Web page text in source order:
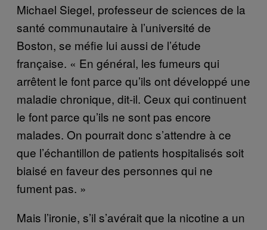
Michael Siegel, professeur de sciences de la
santé communautaire à l’université de
Boston, se méfie lui aussi de l’étude
française. « En général, les fumeurs qui
arrêtent le font parce qu’ils ont développé une
maladie chronique, dit-il. Ceux qui continuent
le font parce qu’ils ne sont pas encore
malades. On pourrait donc s’attendre à ce
que l’échantillon de patients hospitalisés soit
biaisé en faveur des personnes qui ne
fument pas. »
Mais l’ironie, s’il s’avérait que la nicotine a un